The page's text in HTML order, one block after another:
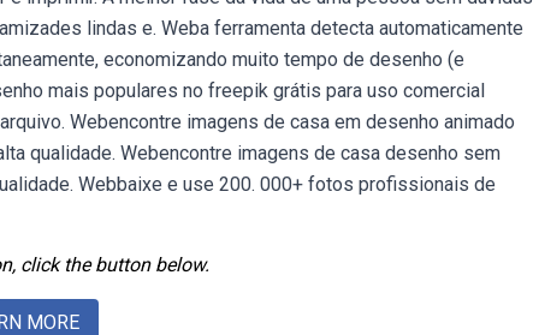
lindas e. Weba ferramenta detecta automaticamente
economizando muito tempo de desenho (e
mais populares no freepik grátis para uso comercial
Webencontre imagens de casa em desenho animado
qualidade. Webencontre imagens de casa desenho sem
Webbaixe e use 200. 000+ fotos profissionais de
click the button below.
MORE